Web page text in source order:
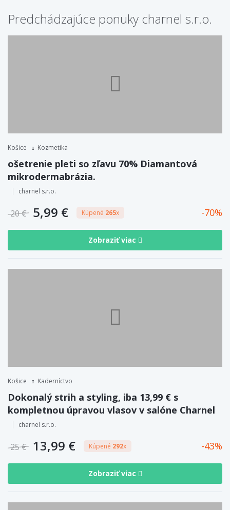
Predchádzajúce ponuky charnel s.r.o.
Košice Kozmetika
ošetrenie pleti so zľavu 70% Diamantová
mikrodermabrázia.
charnel s.r.o.
20 € 5,99 € Kúpené 265x 70
Zobraziť viac
Košice Kaderníctvo
Dokonalý strih a styling, iba 13,99 € s
kompletnou úpravou vlasov v salóne Charnel
charnel s.r.o.
25 € 13,99 € Kúpené 292x 43
Zobraziť viac